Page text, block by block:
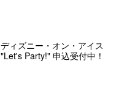
ディズニー・オン・アイス
"Let's Party!" 申込受付中！